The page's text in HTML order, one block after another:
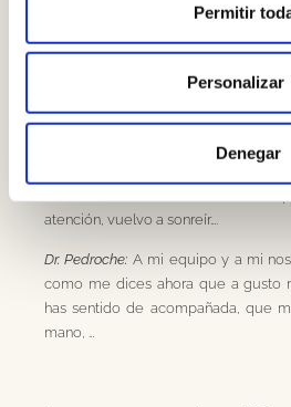
Permitir
Personalizar
Denegar
momento, quizá ahora no tendría
Dr. Pedroche: Hubiésemos tenido
de implantes dentales de otra
Yo estoy convencida
atención, vuelvo a sonreír….
Dr. Pedroche: A mi equipo y a mi
como me dices ahora que a gusto
has sentido de acompañada, que
mano, …